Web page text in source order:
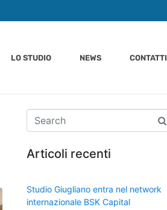
LO STUDIO NEWS CONTATTI
Articoli recenti
Studio Giugliano entra nel network
internazionale BSK Capital